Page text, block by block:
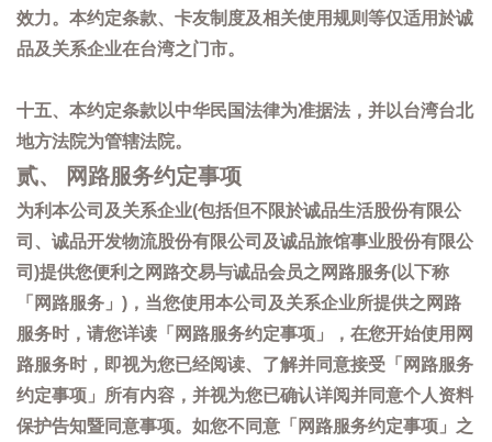
效力。本约定条款、卡友制度及相关使用规则等仅适用於诚
品及关系企业在台湾之门市。
十五、本约定条款以中华民国法律为准据法，并以台湾台北
地方法院为管辖法院。
贰、 网路服务约定事项
为利本公司及关系企业(包括但不限於诚品生活股份有限公
司、诚品开发物流股份有限公司及诚品旅馆事业股份有限公
司)提供您便利之网路交易与诚品会员之网路服务(以下称
「网路服务」)，当您使用本公司及关系企业所提供之网路
服务时，请您详读「网路服务约定事项」，在您开始使用网
路服务时，即视为您已经阅读、了解并同意接受「网路服务
约定事项」所有内容，并视为您已确认详阅并同意个人资料
保护告知暨同意事项。如您不同意「网路服务约定事项」之